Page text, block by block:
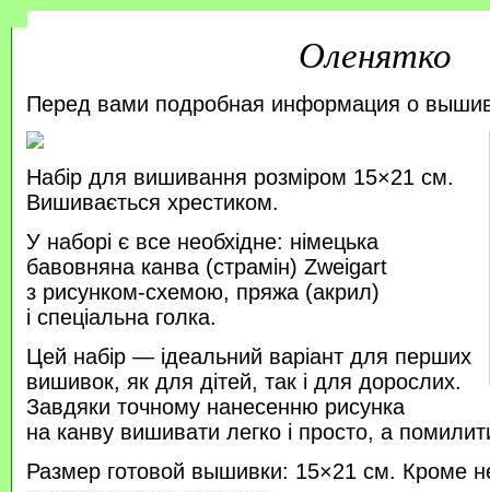
Оленятко
Перед вами подробная информация о
Набір для вишивання розміром 15×21 см.
Вишивається хрестиком.
У наборі є все необхідне: німецька
бавовняна канва (страмін) Zweigart
з рисунком-схемою, пряжа (акрил)
і спеціальна голка.
Цей набір — ідеальний варіант для перших
вишивок, як для дітей, так і для дорослих.
Завдяки точному нанесенню рисунка
на канву вишивати легко і просто, а
Размер готовой вышивки: 15×21 см. Кроме